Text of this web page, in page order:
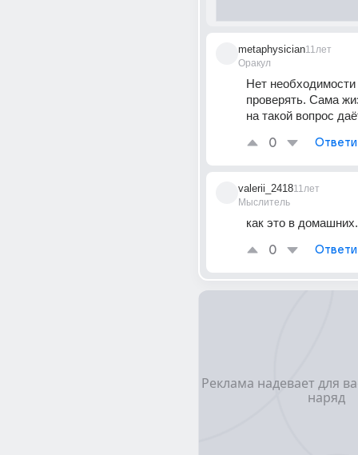
metaphysician
Оракул
11лет
Нет необходимости
проверять. Сама
на такой вопрос
0
valerii_2418
Мыслитель
11лет
как это в домашних.
0